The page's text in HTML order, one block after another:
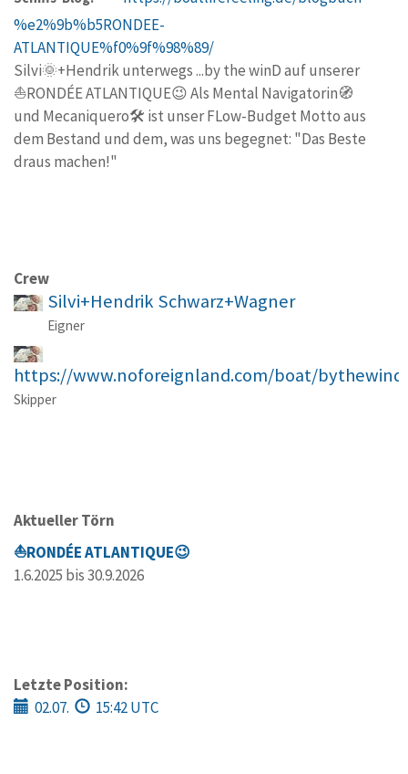
%e2%9b%b5RONDEE-
ATLANTIQUE%f0%9f%98%89/
Silvi🌞+Hendrik unterwegs ...by the winD auf unserer
⛵RONDÉE ATLANTIQUE😉 Als Mental Navigatorin🧭
und Mecaniquero🛠 ist unser FLow-Budget Motto aus
dem Bestand und dem, was uns begegnet: "Das Beste
draus machen!"
Crew
Silvi+Hendrik Schwarz+Wagner
Eigner
https://www.noforeignland.com/boat/bythewind
Skipper
Aktueller Törn
⛵RONDÉE ATLANTIQUE😉
1.6.2025 bis 30.9.2026
Letzte Position:
02.07.
15:42 UTC